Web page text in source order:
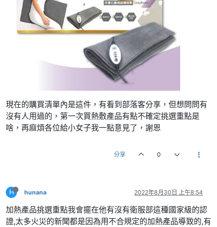
現在的購買清單內是這件，有看到部落客分享，但想問問有
沒有人用過的，第一次買熱敷產品有點不確定挑選重點是
啥，再麻煩各位給小女子我一點意見了，謝恩
分享 0
H hunana 2022年8月30日 上午8:54
加熱產品挑選重點我會擺在他有沒有衛服部這種國家級的認
證,太多火災的新聞都是因為用不合規定的加熱產品導致的,有